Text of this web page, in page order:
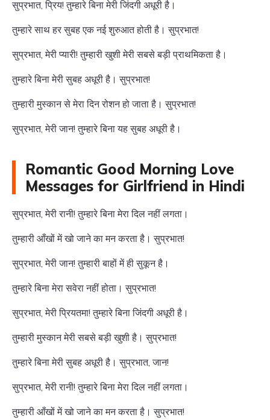
सुप्रभात, प्रिय! तुम्हारे बिना मेरी जिंदगी अधूरी है।
तुम्हारे साथ हर सुबह एक नई शुरुआत होती है। सुप्रभात!
सुप्रभात, मेरी प्यारी! तुम्हारी खुशी मेरी सबसे बड़ी प्राथमिकता है।
तुम्हारे बिना मेरी सुबह अधूरी है। सुप्रभात!
तुम्हारी मुस्कान से मेरा दिन रोशन हो जाता है। सुप्रभात!
सुप्रभात, मेरी जान! तुम्हारे बिना यह सुबह अधूरी है।
Romantic Good Morning Love
Messages for Girlfriend in Hindi
सुप्रभात, मेरी रानी! तुम्हारे बिना मेरा दिल नहीं लगता।
तुम्हारी आँखों में खो जाने का मन करता है। सुप्रभात!
सुप्रभात, मेरी जान! तुम्हारी बाहों में ही सुकून है।
तुम्हारे बिना मेरा सवेरा नहीं होता। सुप्रभात!
सुप्रभात, मेरी प्रियतमा! तुम्हारे बिना जिंदगी अधूरी है।
तुम्हारी मुस्कान मेरी सबसे बड़ी खुशी है। सुप्रभात!
तुम्हारे बिना मेरी सुबह अधूरी है। सुप्रभात, जान!
सुप्रभात, मेरी रानी! तुम्हारे बिना मेरा दिल नहीं लगता।
तुम्हारी आँखों में खो जाने का मन करता है। सुप्रभात!